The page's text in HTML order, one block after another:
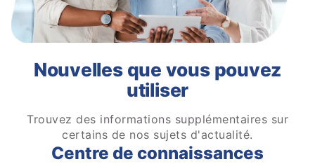
Nouvelles que vous pouvez
utiliser
Trouvez des informations supplémentaires sur
certains de nos sujets d'actualité.
Centre de connaissances